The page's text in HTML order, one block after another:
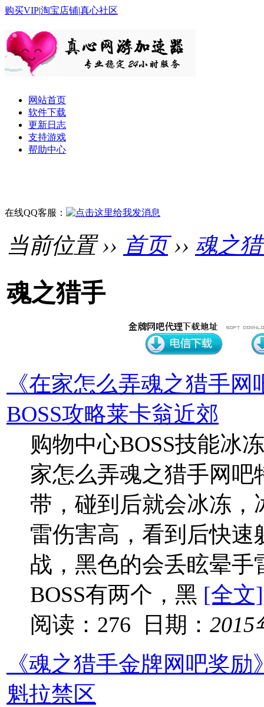
购买VIP|淘宝店铺|真心社区
网站首页
软件下载
更新日志
支持游戏
帮助中心
在线QQ客服：
当前位置 ›› 首页›› 魂之
魂之猎手
《在家怎么弄魂之猎手
BOSS攻略莱卡翁近郊
购物中心BOSS技能冰
家怎么弄魂之猎手网
带，碰到后就会冰冻
雷伤害高，看到后快速
战，黑色的会丢眩晕手
BOSS有两个，黑 [全文]
阅读：276 日期： 2015
《魂之猎手金牌网吧奖
魁拉禁区